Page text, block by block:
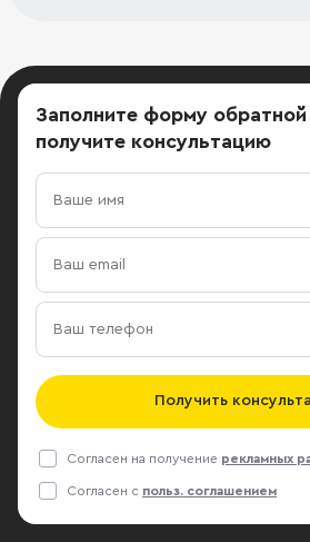
Заполните форму обратной
получите консультацию
Получить
Согласен на получение рекламных
Согласен с польз. соглашением